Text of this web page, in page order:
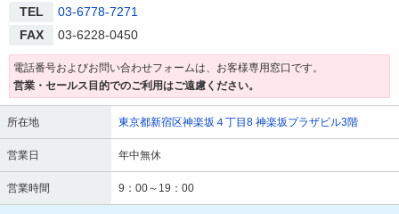
TEL
03-6778-7271
FAX
03-6228-0450
電話番号およびお問い合わせフォームは、お客様専用窓口です。
営業・セールス目的でのご利用はご遠慮ください。
所在地 東京都新宿区神楽坂４丁目8 神楽坂プラザビル3階
営業日 年中無休
営業時間 9：00～19：00